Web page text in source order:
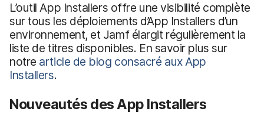
L’outil App Installers offre une visibilité complète
sur tous les déploiements d’App Installers d’un
environnement, et Jamf élargit régulièrement la
liste de titres disponibles. En savoir plus sur
notre article de blog consacré aux App
Installers.
Nouveautés des App Installers